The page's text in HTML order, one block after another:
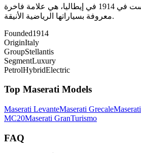
مازيراتي، التي تأسست في 1914 في إيطاليا، هي علامة فاخرة
معروفة بسياراتها الرياضية الأنيقة.
Founded1914
OriginItaly
GroupStellantis
SegmentLuxury
PetrolHybridElectric
Top Maserati Models
Maserati LevanteMaserati GrecaleMaserati
MC20Maserati GranTurismo
FAQ